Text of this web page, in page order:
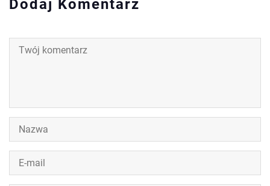
Dodaj Komentarz